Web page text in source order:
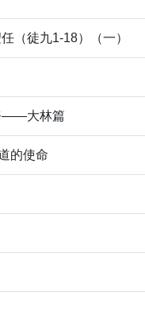
（徒九1-18）（一）
——大林篇
的使命